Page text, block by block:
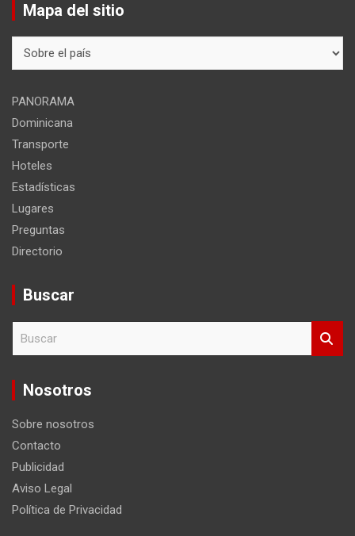
Mapa del sitio
del
PANORAMA
Dominicana
Transporte
Hoteles
Estadísticas
Lugares
Preguntas
Directorio
Buscar
c
Nosotros
Sobre nosotros
Contacto
Publicidad
Aviso Legal
Política de Privacidad